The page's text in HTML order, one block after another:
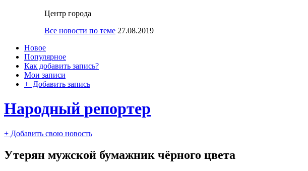
Центр города
Все новости по теме 27.08.2019
Новое
Популярное
Как добавить запись?
Мои записи
+ Добавить запись
Народный репортер
+ Добавить свою новость
Утерян мужской бумажник чёрного цвета